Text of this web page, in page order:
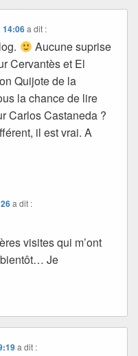
14:06 a dit :
Aucune suprise
Cervantès et El
Quijote de la
la chance de lire
Carlos Castaneda ?
il est vrai. A
a dit :
visites qui m’ont
Je
a dit :